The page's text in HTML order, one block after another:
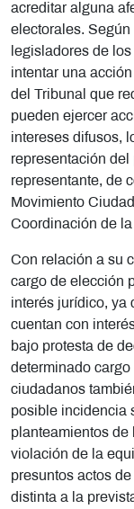
acreditar alguna
electorales.
legisladores de
intentar una
del Tribunal que
pueden ejercer
intereses difusos,
representación
representante, de
Movimiento
Coordinación de
Con relación a su
cargo de elección
interés jurídico, ya
cuentan con
bajo protesta de
determinado
ciudadanos
posible incidencia
planteamientos de
violación de la
presuntos actos
distinta a la